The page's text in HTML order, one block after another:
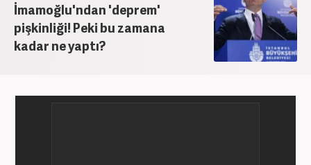
İmamoğlu'ndan 'deprem'
pişkinliği! Peki bu zamana
kadar ne yaptı?